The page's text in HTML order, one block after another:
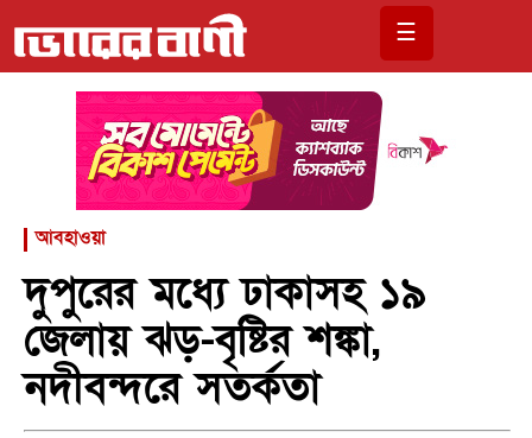
☰
আবহাওয়া
দুপুরের মধ্যে ঢাকাসহ ১৯
জেলায় ঝড়-বৃষ্টির শঙ্কা,
নদীবন্দরে সতর্কতা